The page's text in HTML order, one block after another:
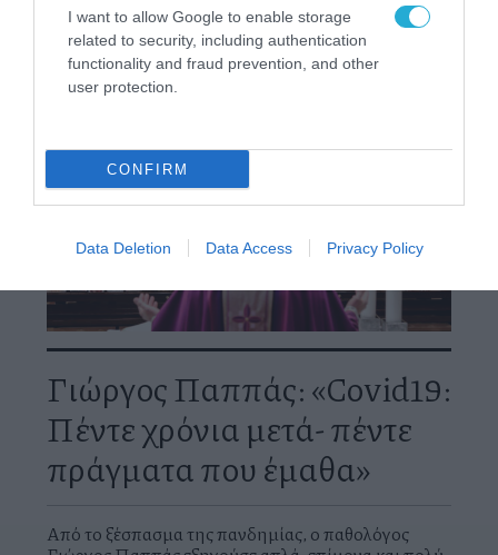
I want to allow Google to enable storage
related to security, including authentication
functionality and fraud prevention, and other
user protection.
CONFIRM
Data Deletion Data Access Privacy Policy
Γιώργος Παππάς: «Covid19:
Πέντε χρόνια μετά- πέντε
πράγματα που έμαθα»
Από το ξέσπασμα της πανδημίας, ο παθολόγος